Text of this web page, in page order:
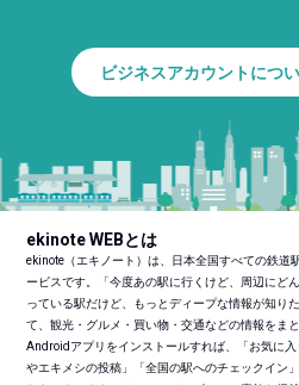
ビジネスアカウントにつ
ekinote WEBとは
ekinote（エキノート）は、日本全国すべての鉄道
ービスです。「今度あの駅に行くけど、周辺にど
っている駅だけど、もっとディープな情報が知り
て、観光・グルメ・買い物・交通などの情報をま
Androidアプリをインストールすれば、「お気に
やエキメシの投稿」「全国の駅へのチェックイン